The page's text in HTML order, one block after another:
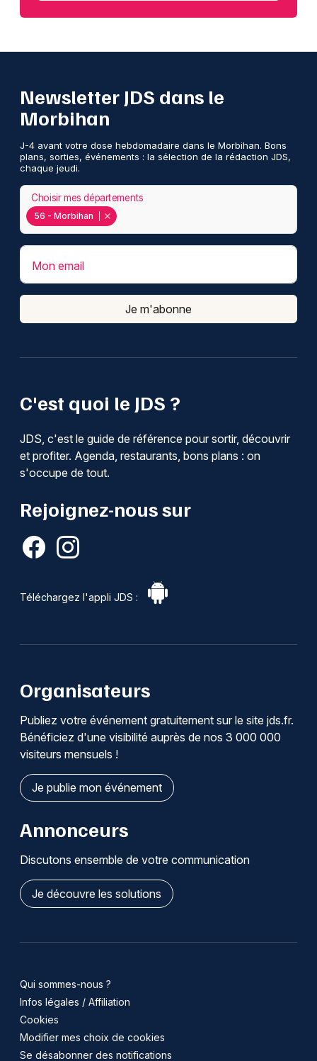
C'est quoi le JDS ?
JDS, c'est le guide de référence pour sortir, découvrir
et profiter. Agenda, restaurants, bons plans : on
s'occupe de tout.
Rejoignez-nous sur
Téléchargez l'appli JDS :
Newsletter JDS dans le
Morbihan
J-4 avant votre dose hebdomadaire dans le Morbihan. Bons
plans, sorties, événements : la sélection de la rédaction JDS,
chaque jeudi.
56 - Morbihan
Choisir mes départements
Mon email
Je m'abonne
Organisateurs
Publiez votre événement gratuitement sur le site jds.fr.
Bénéficiez d'une visibilité auprès de nos 3 000 000
visiteurs mensuels !
Je publie mon événement
Annonceurs
Discutons ensemble de votre communication
Je découvre les solutions
Qui sommes-nous ?
Infos légales / Affiliation
Cookies
Modifier mes choix de cookies
Se désabonner des notifications